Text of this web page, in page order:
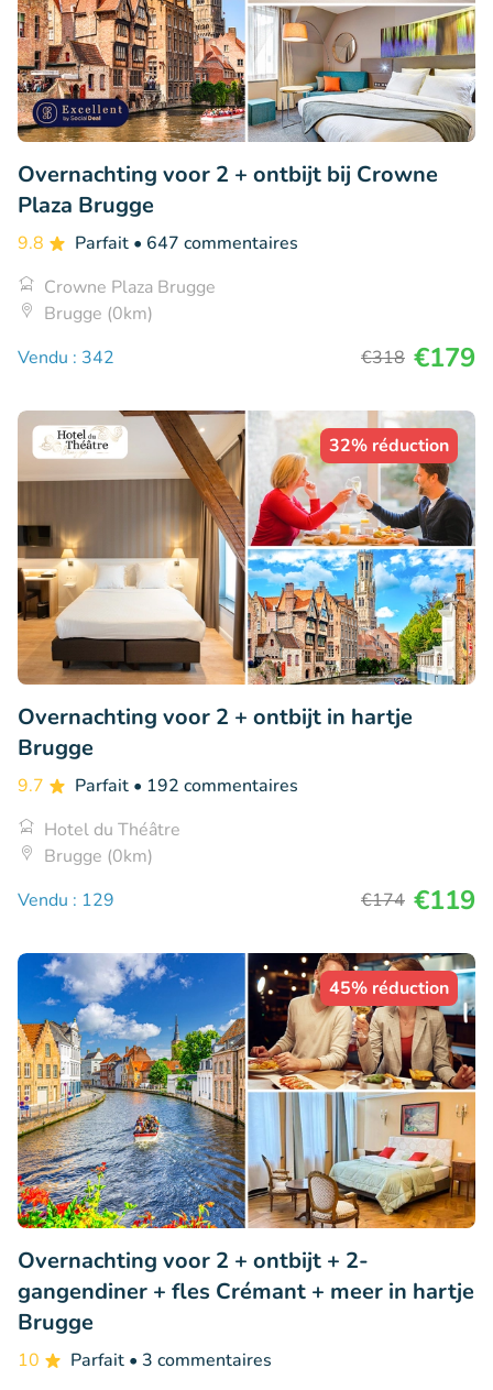
Overnachting voor 2 + ontbijt bij Crowne
Plaza Brugge
9.8 Parfait • 647 commentaires
Crowne Plaza Brugge
Brugge (0km)
Vendu : 342
€318 €179
32% réduction
Overnachting voor 2 + ontbijt in hartje
Brugge
9.7 Parfait • 192 commentaires
Hotel du Théâtre
Brugge (0km)
Vendu : 129
€174 €119
45% réduction
Overnachting voor 2 + ontbijt + 2-
gangendiner + fles Crémant + meer in hartje
Brugge
10 Parfait • 3 commentaires